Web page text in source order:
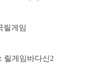
릴게임
릴게임바다신2